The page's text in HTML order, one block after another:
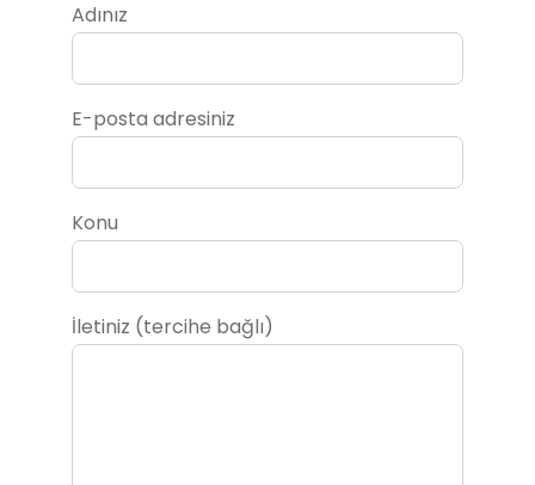
Adınız
E-posta adresiniz
Konu
İletiniz (tercihe bağlı)